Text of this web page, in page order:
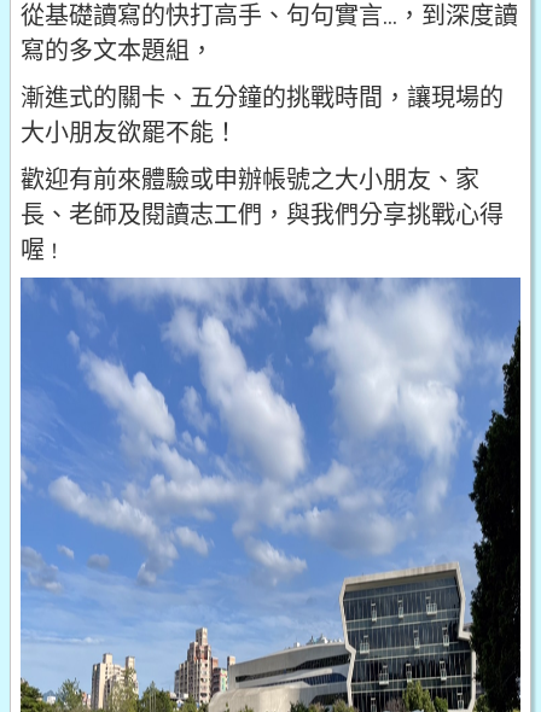
從基礎讀寫的快打高手、句句實言…，到深度讀
寫的多文本題組，
漸進式的關卡、五分鐘的挑戰時間，讓現場的
大小朋友欲罷不能！
歡迎有前來體驗或申辦帳號之大小朋友、家
長、老師及閱讀志工們，與我們分享挑戰心得
喔 ！